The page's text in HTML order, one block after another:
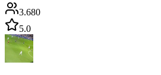
3.680
5.0